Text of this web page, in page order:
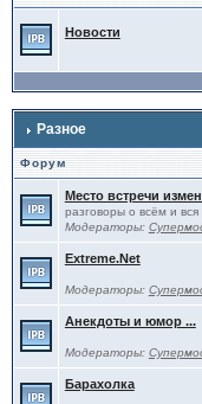
Новости
Разное
Форум
Место встречи
разговоры о всём и вся
Модераторы:
Extreme.Net
Модераторы:
Анекдоты и юмор ...
Модераторы:
Барахолка